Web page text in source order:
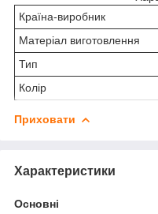
Країна-виробник
Матеріал виготовлення
Тип
Колір
Приховати
Характеристики
Основні